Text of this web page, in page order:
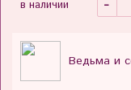
в наличии
Ведьма и